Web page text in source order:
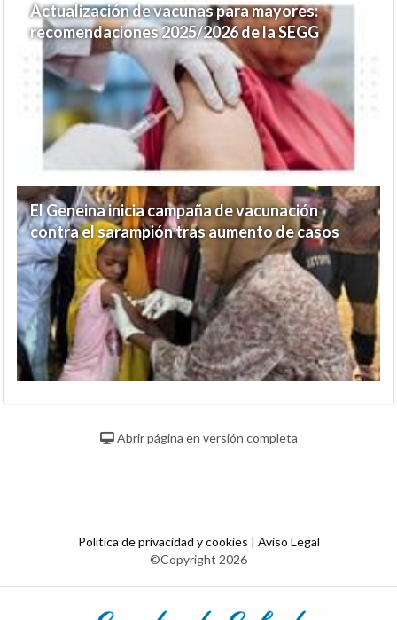
Actualización de vacunas para mayores:
recomendaciones 2025/2026 de la SEGG
El Geneina inicia campaña de vacunación
contra el sarampión tras aumento de casos
Abrir página en versión completa
Política de privacidad y cookies | Aviso Legal
©Copyright 2026